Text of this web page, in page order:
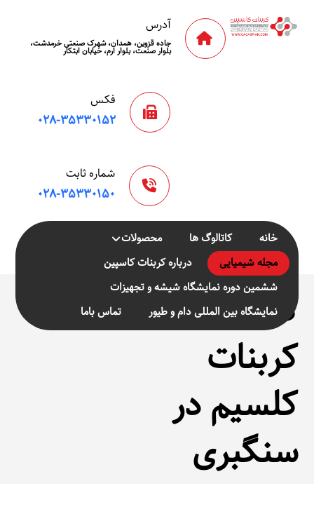
آدرس
جاده قزوین، همدان، شهرک صنعتی خرمدشت،
بلوار صنعت، بلوار ارم، خیابان ابتکار
فکس
۰۲۸-۳۵۳۳۰۱۵۲
شماره ثابت
۰۲۸-۳۵۳۳۰۱۵۰
خانه کاتالوگ ها
محصولات
مجله شیمیایی
درباره کربنات کاسپین
ششمین دوره نمایشگاه شیشه و تجهیزات
نمایشگاه بین المللی دام و طیور
تماس باما
کاربرد
کربنات
کلسیم در
سنگبری